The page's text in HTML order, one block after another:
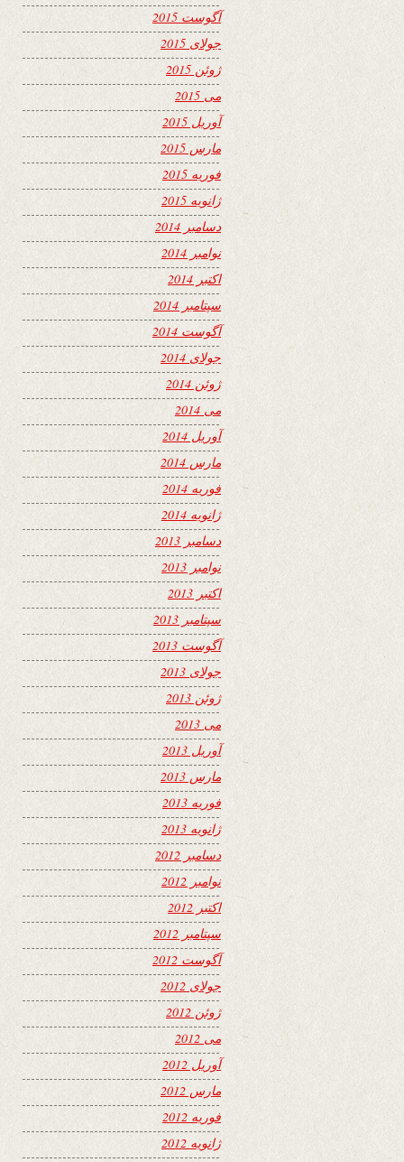
آگوست 2015
جولای 2015
ژوئن 2015
می 2015
آوریل 2015
مارس 2015
فوریه 2015
ژانویه 2015
دسامبر 2014
نوامبر 2014
اکتبر 2014
سپتامبر 2014
آگوست 2014
جولای 2014
ژوئن 2014
می 2014
آوریل 2014
مارس 2014
فوریه 2014
ژانویه 2014
دسامبر 2013
نوامبر 2013
اکتبر 2013
سپتامبر 2013
آگوست 2013
جولای 2013
ژوئن 2013
می 2013
آوریل 2013
مارس 2013
فوریه 2013
ژانویه 2013
دسامبر 2012
نوامبر 2012
اکتبر 2012
سپتامبر 2012
آگوست 2012
جولای 2012
ژوئن 2012
می 2012
آوریل 2012
مارس 2012
فوریه 2012
ژانویه 2012